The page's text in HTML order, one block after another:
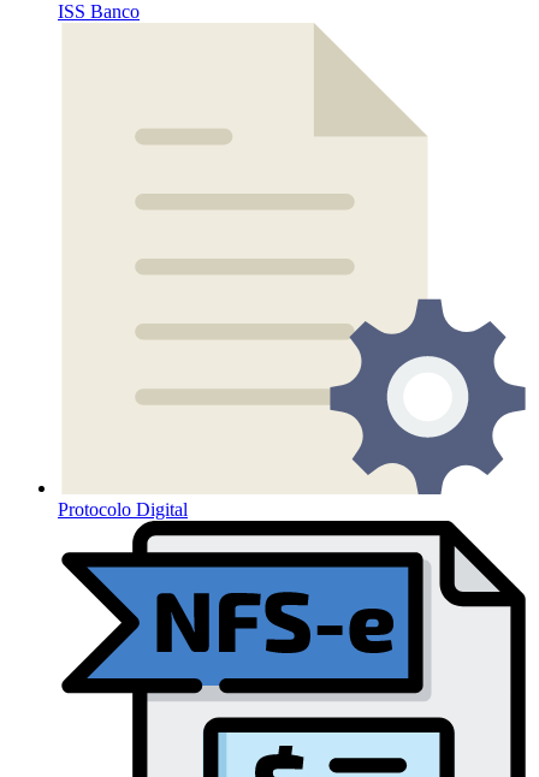
ISS Banco
Protocolo Digital